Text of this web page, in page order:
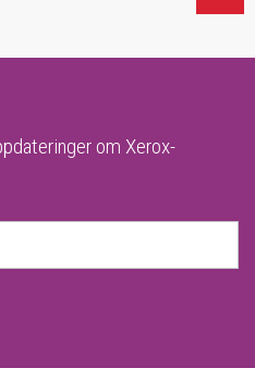
om Xerox-